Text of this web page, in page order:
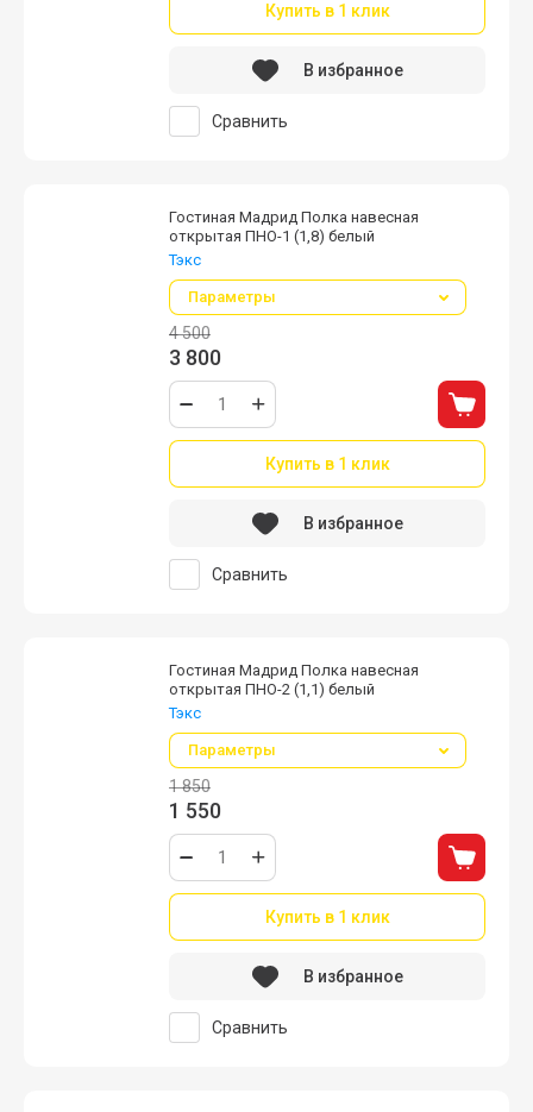
Купить в 1 клик
Сравнить
В избранное
Гостиная Мадрид Полка навесная
открытая ПНО-1 (1,8) белый
Тэкс
Параметры
4 500
3 800
Купить в 1 клик
Сравнить
В избранное
Гостиная Мадрид Полка навесная
открытая ПНО-2 (1,1) белый
Тэкс
Параметры
1 850
1 550
Купить в 1 клик
Сравнить
В избранное